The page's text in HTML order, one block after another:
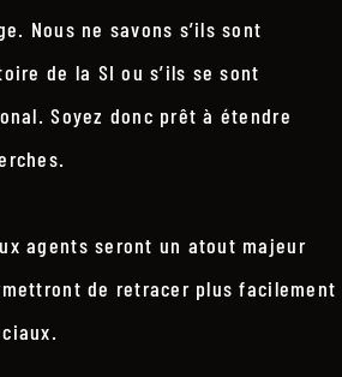
Nous ne savons s’ils sont
de la SI ou s’ils se sont
Soyez donc prêt à étendre
agents seront un atout majeur
de retracer plus facilement